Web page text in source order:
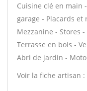
Cuisine clé en main
garage - Placards
Mezzanine - Stores
Terrasse en bois -
Abri de jardin -
Voir la fiche artisan :